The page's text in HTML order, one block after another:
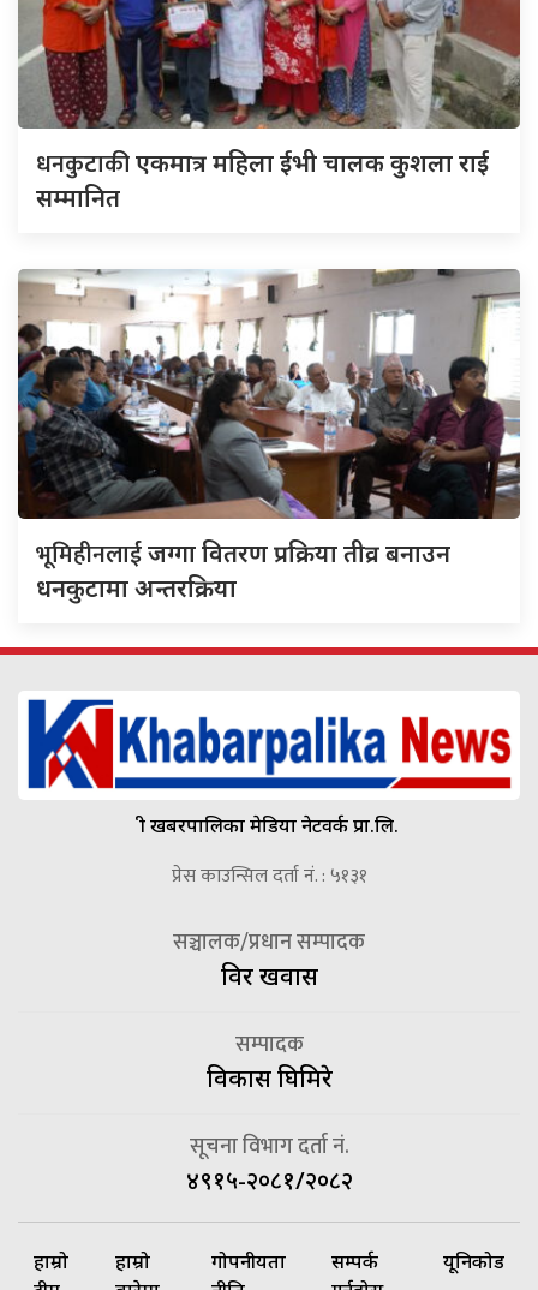
धनकुटाकीएकमात्र महिला ईभी चालक कुशला राई
सम्मानित
भूमिहीनलाईजग्गा वितरण प्रक्रिया तीव्र बनाउन
धनकुटामा अन्तरक्रिया
श्री खबरपालिका मेडिया नेटवर्क प्रा.लि.
प्रेस काउन्सिल दर्ता नं. : ५१३१
सञ्चालक/प्रधान सम्पादक
विदुर खवास
सम्पादक
विकास घिमिरे
सूचना विभाग दर्ता नं.
४९१५-२०८१/२०८२
हाम्रो
हाम्रो
गोपनीयता
सम्पर्क
यूनिकोड